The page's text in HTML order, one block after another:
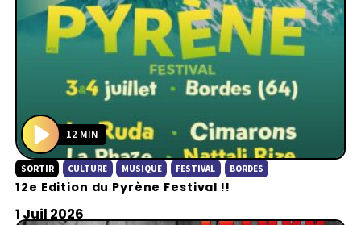
P
l
a
y
12 MIN
SORTIR CULTURE MUSIQUE FESTIVAL BORDES
12e Edition du Pyrène Festival !!
1 Juil 2026